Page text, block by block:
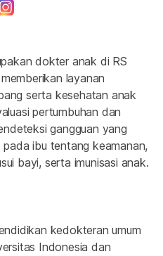
dokter anak di RS
layanan
serta kesehatan anak
pertumbuhan dan
gangguan yang
ibu tentang keamanan,
bayi, serta imunisasi anak.
kedokteran umum
Indonesia dan